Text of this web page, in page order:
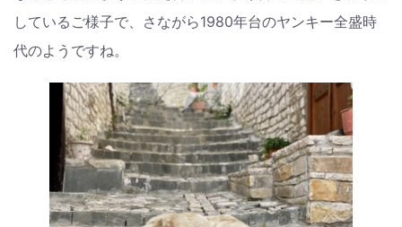
しているご様子で、さながら1980年台のヤンキー全盛時
代のようですね。